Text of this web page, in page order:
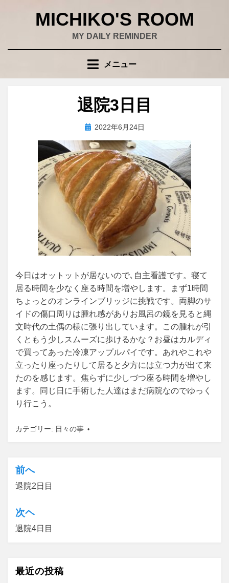
MICHIKO'S ROOM
MY DAILY REMINDER
メニュー
退院3日目
投稿者wad
投
日:
2022年6月24日
今日はオットットが居ないので､自主看護です。寝て
居る時間を少なく座る時間を増やします。まず1時間
ちょっとのオンラインブリッジに挑戦です。両脚のサ
イドの傷口周りは腫れ感がありお風呂の鏡を見ると縄
文時代の土偶の様に張り出しています。この腫れが引
くともう少しスムーズに歩けるかな？お昼はカルディ
で買ってあった冷凍アップルパイです。あれやこれや
立ったり座ったりして居ると夕方には立つ力が出て来
たのを感じます。焦らずに少しづつ座る時間を増やし
ます。同じ日に手術した人達はまだ病院なのでゆっく
り行こう。
カテゴリー: 日々の事
投
稿
ナ
ビ
シ
前へ
退院2日目
次ヘ
退院4日目
最近の投稿